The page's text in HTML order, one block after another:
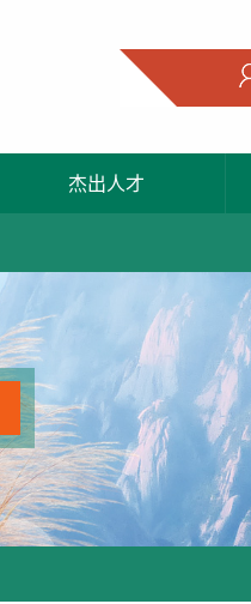
杰出人才